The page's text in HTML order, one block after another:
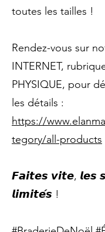
toutes les tailles !
Rendez-vous sur
INTERNET,
PHYSIQUE, pour
les détails :
https://
tegory/all-products
𝙁𝙖𝙞𝙩𝙚𝙨 𝙫𝙞𝙩𝙚, 𝙡𝙚𝙨
𝙡𝙞𝙢𝙞𝙩𝙚́𝙨 !